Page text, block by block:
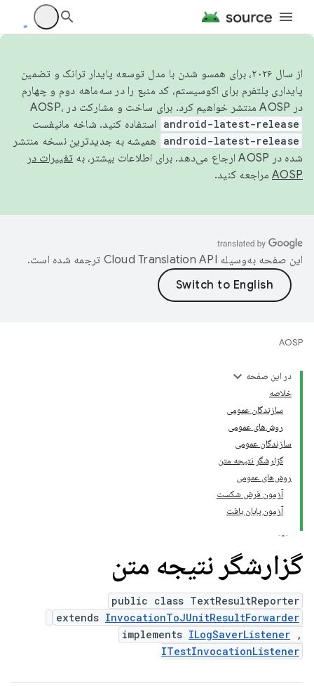
از سال ۲۰۲۶، برای همسو شدن با مدل توسعه پایدار ترانک و تضمین
پایداری پلتفرم برای اکوسیستم، کد منبع را در سه‌ماهه دوم و چهارم
در AOSP منتشر خواهیم کرد. برای ساخت و مشارکت در AOSP،
android-latest-release استفاده کنید. شاخه مانیفست
android-latest-release
همیشه به جدیدترین نسخه منتشر
شده در AOSP ارجاع می‌دهد. برای اطلاعات بیشتر، به
تغییرات در
AOSP مراجعه کنید.
این صفحه به‌وسیله ترجمه شده است.
AOSP
در این صفحه
خلاصه
سازندگان عمومی
روش‌های عمومی
سازندگان عمومی
گزارشگر نتیجه متن
روش‌های عمومی
آزمون فرض شکست
آزمون پایان یافت
گزارشگر نتیجه متن
public class TextResultReporter
extends InvocationToJUnitResultForwarder
implements ILogSaverListener ,
ITestInvocationListener